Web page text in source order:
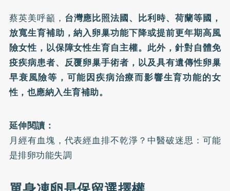
蔡英美呼籲， 台灣應比照法國、比利時、荷蘭等國，
放寬生育補助，納入卵巢功能下降或提前更年期高風
險女性，以保障女性生育自主權。此外，針對自體免
疫疾病患者、反覆卵巢手術者，以及具有遺傳性卵巢
早衰風險等，可能因疾病治療而影響生育功能的女
性，也應納入生育補助。
延伸閱讀：
月經有血塊，代表經血排不乾淨？中醫破迷思：可能
是排卵功能失調